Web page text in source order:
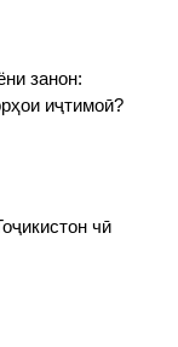
занон:
иҷтимоӣ?
чӣ